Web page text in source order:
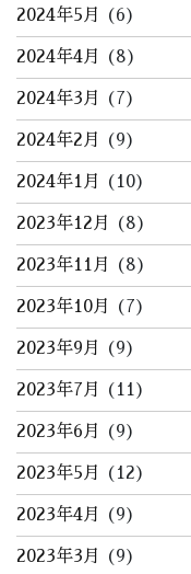
2024年5月 (6)
2024年4月 (8)
2024年3月 (7)
2024年2月 (9)
2024年1月 (10)
2023年12月 (8)
2023年11月 (8)
2023年10月 (7)
2023年9月 (9)
2023年7月 (11)
2023年6月 (9)
2023年5月 (12)
2023年4月 (9)
2023年3月 (9)